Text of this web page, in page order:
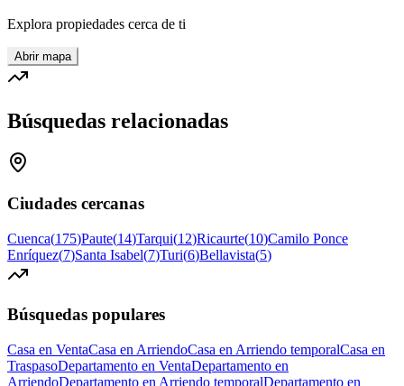
Explora propiedades cerca de ti
Abrir mapa
Búsquedas relacionadas
Ciudades cercanas
Cuenca(175)Paute(14)Tarqui(12)Ricaurte(10)Camilo Ponce
Enríquez(7)Santa Isabel(7)Turi(6)Bellavista(5)
Búsquedas populares
Casa en VentaCasa en ArriendoCasa en Arriendo temporalCasa en
TraspasoDepartamento en VentaDepartamento en
ArriendoDepartamento en Arriendo temporalDepartamento en